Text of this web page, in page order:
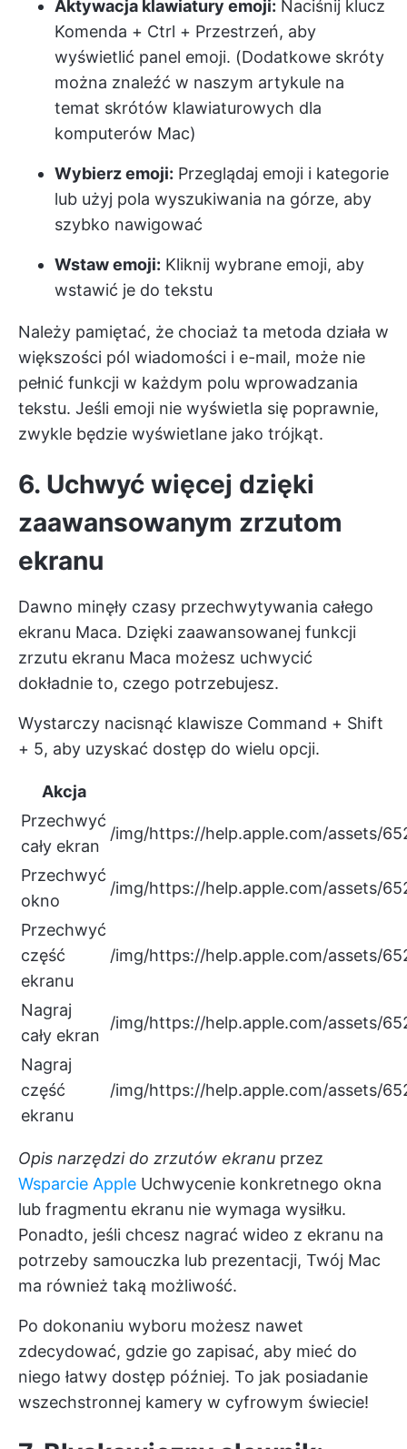
Aktywacja klawiatury emoji: Naciśnij klucz
Komenda + Ctrl + Przestrzeń, aby
wyświetlić panel emoji. (Dodatkowe skróty
można znaleźć w naszym artykule na
temat skrótów klawiaturowych dla
komputerów Mac)
Wybierz emoji: Przeglądaj emoji i kategorie
lub użyj pola wyszukiwania na górze, aby
szybko nawigować
Wstaw emoji: Kliknij wybrane emoji, aby
wstawić je do tekstu
Należy pamiętać, że chociaż ta metoda działa w
większości pól wiadomości i e-mail, może nie
pełnić funkcji w każdym polu wprowadzania
tekstu. Jeśli emoji nie wyświetla się poprawnie,
zwykle będzie wyświetlane jako trójkąt.
6. Uchwyć więcej dzięki
zaawansowanym zrzutom
ekranu
Dawno minęły czasy przechwytywania całego
ekranu Maca. Dzięki zaawansowanej funkcji
zrzutu ekranu Maca możesz uchwycić
dokładnie to, czego potrzebujesz.
Wystarczy nacisnąć klawisze Command + Shift
+ 5, aby uzyskać dostęp do wielu opcji.
Akcja
Przechwyć
cały ekran
/img/https://help.apple.com/assets/
Przechwyć
okno
/img/https://help.apple.com/assets/
Przechwyć
część
ekranu
/img/https://help.apple.com/assets/
Nagraj
cały ekran
/img/https://help.apple.com/assets/
Nagraj
część
ekranu
/img/https://help.apple.com/assets/
Opis narzędzi do zrzutów ekranu przez
Wsparcie Apple Uchwycenie konkretnego okna
lub fragmentu ekranu nie wymaga wysiłku.
Ponadto, jeśli chcesz nagrać wideo z ekranu na
potrzeby samouczka lub prezentacji, Twój Mac
ma również taką możliwość.
Po dokonaniu wyboru możesz nawet
zdecydować, gdzie go zapisać, aby mieć do
niego łatwy dostęp później. To jak posiadanie
wszechstronnej kamery w cyfrowym świecie!